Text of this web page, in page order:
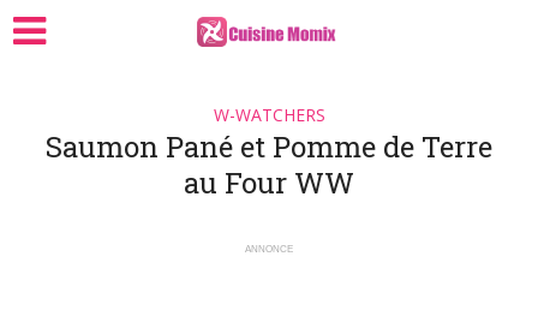
W-WATCHERS
Saumon Pané et Pomme de Terre
au Four WW
ANNONCE